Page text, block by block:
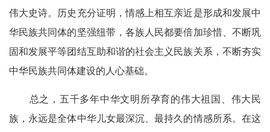
伟大史诗。历史充分证明，情感上相互亲近是形成和发展中
华民族共同体的坚强纽带，各族人民都要倍加珍惜、不断巩
固和发展平等团结互助和谐的社会主义民族关系，不断夯实
中华民族共同体建设的人心基础。
总之，五千多年中华文明所孕育的伟大祖国、伟大民
族，永远是全体中华儿女最深沉、最持久的情感所系。在这